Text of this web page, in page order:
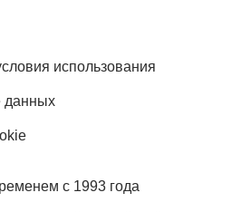
использования
данных
с 1993 года